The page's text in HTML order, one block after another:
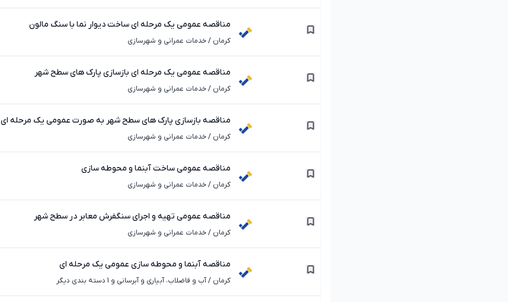
مناقصه عمومی یک مرحله ای ساخت دیوار نما با سنگ مالون
کرمان /خدمات عمرانی و شهرسازی
مناقصه عمومی یک مرحله ای بازسازی پارک های سطح شهر
کرمان /خدمات عمرانی و شهرسازی
مناقصه بازسازی پارک های سطح شهر به صورت عمومی یک مرحله ای
کرمان /خدمات عمرانی و شهرسازی
مناقصه عمومی ساخت آبنما و محوطه سازی
کرمان /خدمات عمرانی و شهرسازی
مناقصه عمومی تهیه و اجرای سنگفرش معابر در سطح شهر
کرمان /خدمات عمرانی و شهرسازی
مناقصه آبنما و محوطه سازی عمومی یک مرحله ای
کرمان /آب و فاضلاب، آبیاری و آبرسانی و 1 دسته بندی دیگر